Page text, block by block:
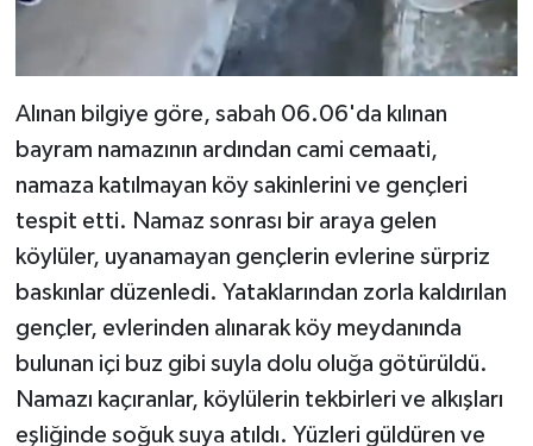
Alınan bilgiye göre, sabah 06.06'da kılınan
bayram namazının ardından cami cemaati,
namaza katılmayan köy sakinlerini ve gençleri
tespit etti. Namaz sonrası bir araya gelen
köylüler, uyanamayan gençlerin evlerine sürpriz
baskınlar düzenledi. Yataklarından zorla kaldırılan
gençler, evlerinden alınarak köy meydanında
bulunan içi buz gibi suyla dolu oluğa götürüldü.
Namazı kaçıranlar, köylülerin tekbirleri ve alkışları
eşliğinde soğuk suya atıldı. Yüzleri güldüren ve